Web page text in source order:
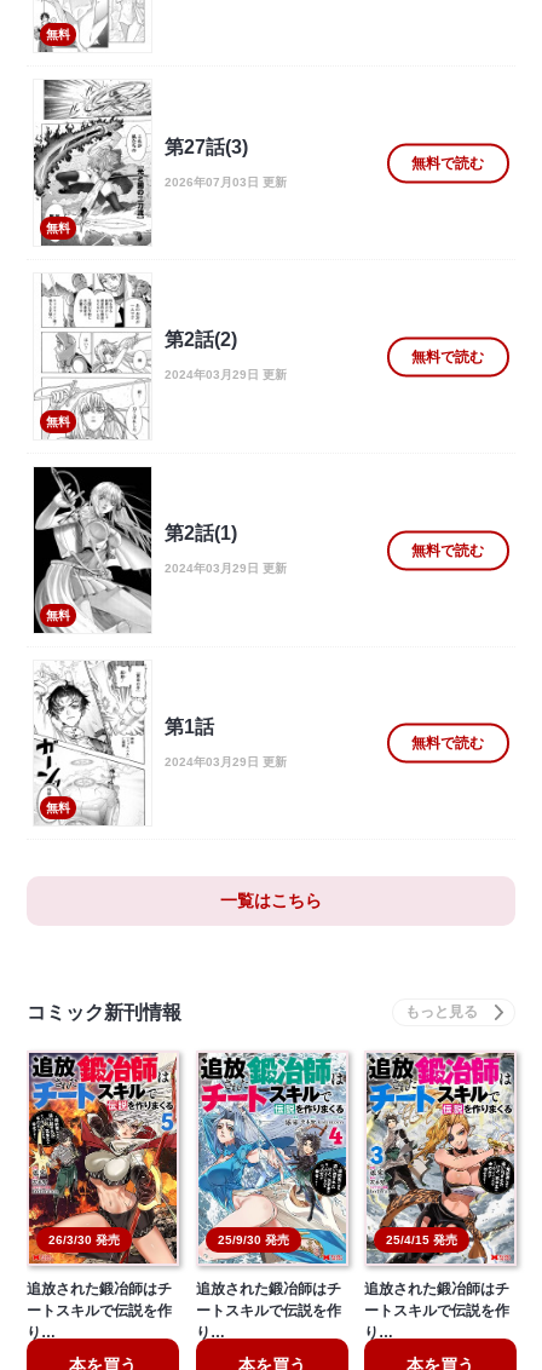
無料
無料
第27話(3)
2026年07月03日 更新
無料で読む
無料
第2話(2)
2024年03月29日 更新
無料で読む
無料
第2話(1)
2024年03月29日 更新
無料で読む
無料
第1話
2024年03月29日 更新
無料で読む
一覧はこちら
コミック新刊情報
26/3/30 発売
追放された鍛冶師はチ
ートスキルで伝説を作
り…
本を買う
25/9/30 発売
追放された鍛冶師はチ
ートスキルで伝説を作
り…
本を買う
25/4/15 発売
追放された鍛冶師はチ
ートスキルで伝説を作
り…
本を買う